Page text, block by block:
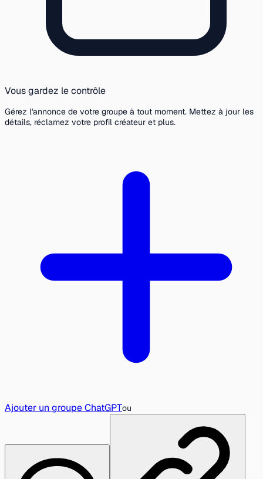
Vous gardez le contrôle
Gérez l'annonce de votre groupe à tout moment. Mettez à jour les
détails, réclamez votre profil créateur et plus.
Ajouter un groupe ChatGPTou